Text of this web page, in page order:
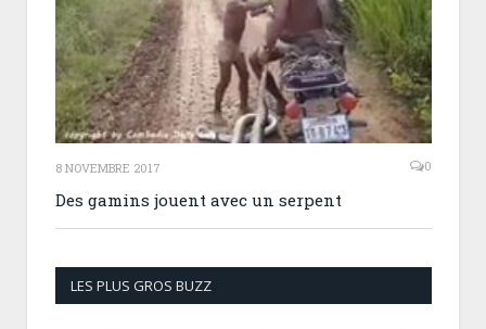
8 NOVEMBRE 2017 0
Des gamins jouent avec un serpent
LES PLUS GROS BUZZ